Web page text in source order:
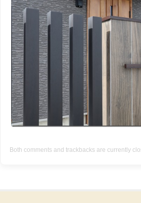
Both comments and trackbacks are currently